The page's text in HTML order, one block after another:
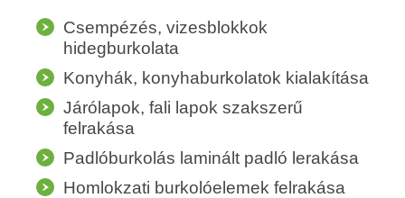
Csempézés, vizesblokkok
hidegburkolata
Konyhák, konyhaburkolatok kialakítása
Járólapok, fali lapok szakszerű
felrakása
Padlóburkolás laminált padló lerakása
Homlokzati burkolóelemek felrakása